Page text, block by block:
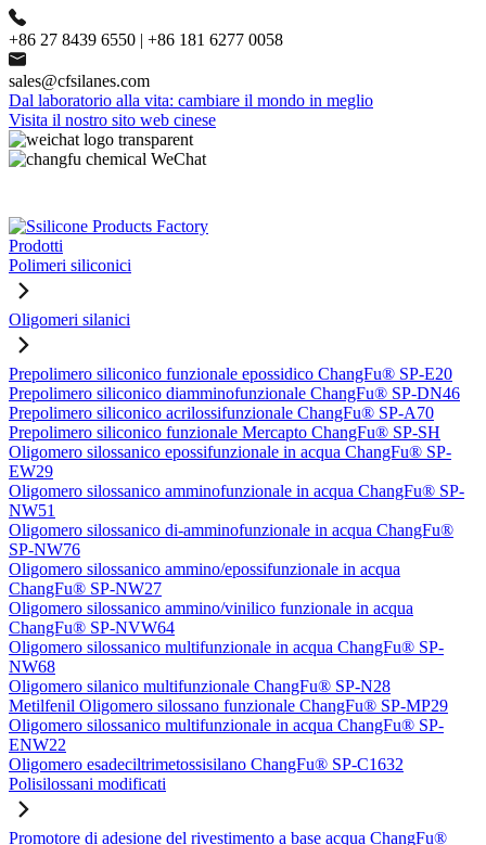
+86 27 8439 6550 | +86 181 6277 0058
sales@cfsilanes.com
Dal laboratorio alla vita: cambiare il mondo in meglio
Visita il nostro sito web cinese
Prodotti
Polimeri siliconici
Oligomeri silanici
Prepolimero siliconico funzionale epossidico ChangFu® SP-E20
Prepolimero siliconico diamminofunzionale ChangFu® SP-DN46
Prepolimero siliconico acrilossifunzionale ChangFu® SP-A70
Prepolimero siliconico funzionale Mercapto ChangFu® SP-SH
Oligomero silossanico epossifunzionale in acqua ChangFu® SP-
EW29
Oligomero silossanico amminofunzionale in acqua ChangFu® SP-
NW51
Oligomero silossanico di-amminofunzionale in acqua ChangFu®
SP-NW76
Oligomero silossanico ammino/epossifunzionale in acqua
ChangFu® SP-NW27
Oligomero silossanico ammino/vinilico funzionale in acqua
ChangFu® SP-NVW64
Oligomero silossanico multifunzionale in acqua ChangFu® SP-
NW68
Oligomero silanico multifunzionale ChangFu® SP-N28
Metilfenil Oligomero silossano funzionale ChangFu® SP-MP29
Oligomero silossanico multifunzionale in acqua ChangFu® SP-
ENW22
Oligomero esadeciltrimetossisilano ChangFu® SP-C1632
Polisilossani modificati
Promotore di adesione del rivestimento a base acqua ChangFu®